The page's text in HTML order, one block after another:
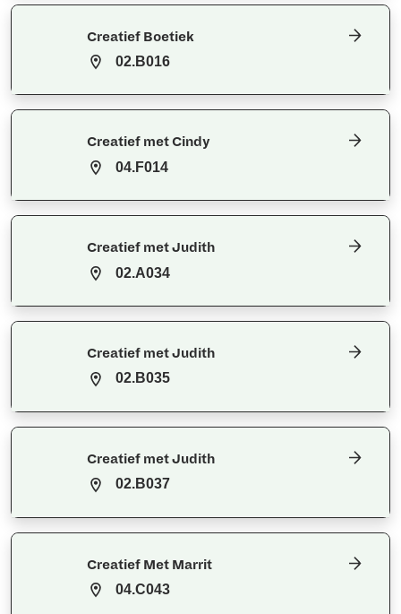
Creatief Boetiek
02.B016
Creatief met Cindy
04.F014
Creatief met Judith
02.A034
Creatief met Judith
02.B035
Creatief met Judith
02.B037
Creatief Met Marrit
04.C043